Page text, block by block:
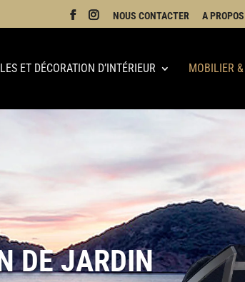
NOUS CONTACTER A
ET DÉCORATION D’INTÉRIEUR MOBILIER
DE JARDIN